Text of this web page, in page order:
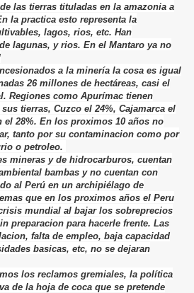
las tierras tituladas en la amazonia a
la practica esto representa la
lagos, rios, etc. Han
lagunas, y rios. En el Mantaro ya no
a la minería la cosa es igual
26 millones de hectáreas, casi el
Regiones como Apurímac tienen
tierras, Cuzco el 24%, Cajamarca el
el 28%. En los proximos 10 años no
tanto por su contaminacion como por
o petroleo.
mineras y de hidrocarburos, cuentan
bambas y no cuentan con
al Perú en un archipiélago de
que en los proximos años el Peru
mundial al bajar los sobreprecios
preparacion para hacerle frente. Las
falta de empleo, baja capacidad
basicas, etc, no se dejaran
los reclamos gremiales, la política
de la hoja de coca que se pretende